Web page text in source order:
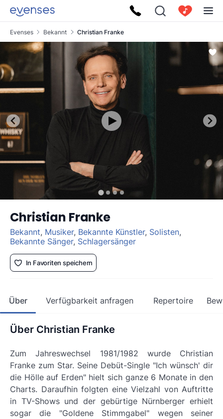
Evenses Bekannt Christian Franke
Christian Franke
Bekannt, Musiker, Bekannte Künstler, Solisten,
Bekannte Sänger, Schlagersänger
In Favoriten speichern
Über Verfügbarkeit anfragen Repertoire
Über Christian Franke
Zum Jahreswechsel 1981/1982 wurde Christian
Franke zum Star. Seine Debüt-Single "Ich wünsch' dir
die Hölle auf Erden" hielt sich ganze 6 Monate in den
Charts. Daraufhin folgten eine Vielzahl von Auftritte
in TV-Shows und der gebürtige Nürnberger erhielt
sogar die "Goldene Stimmgabel" wegen seiner